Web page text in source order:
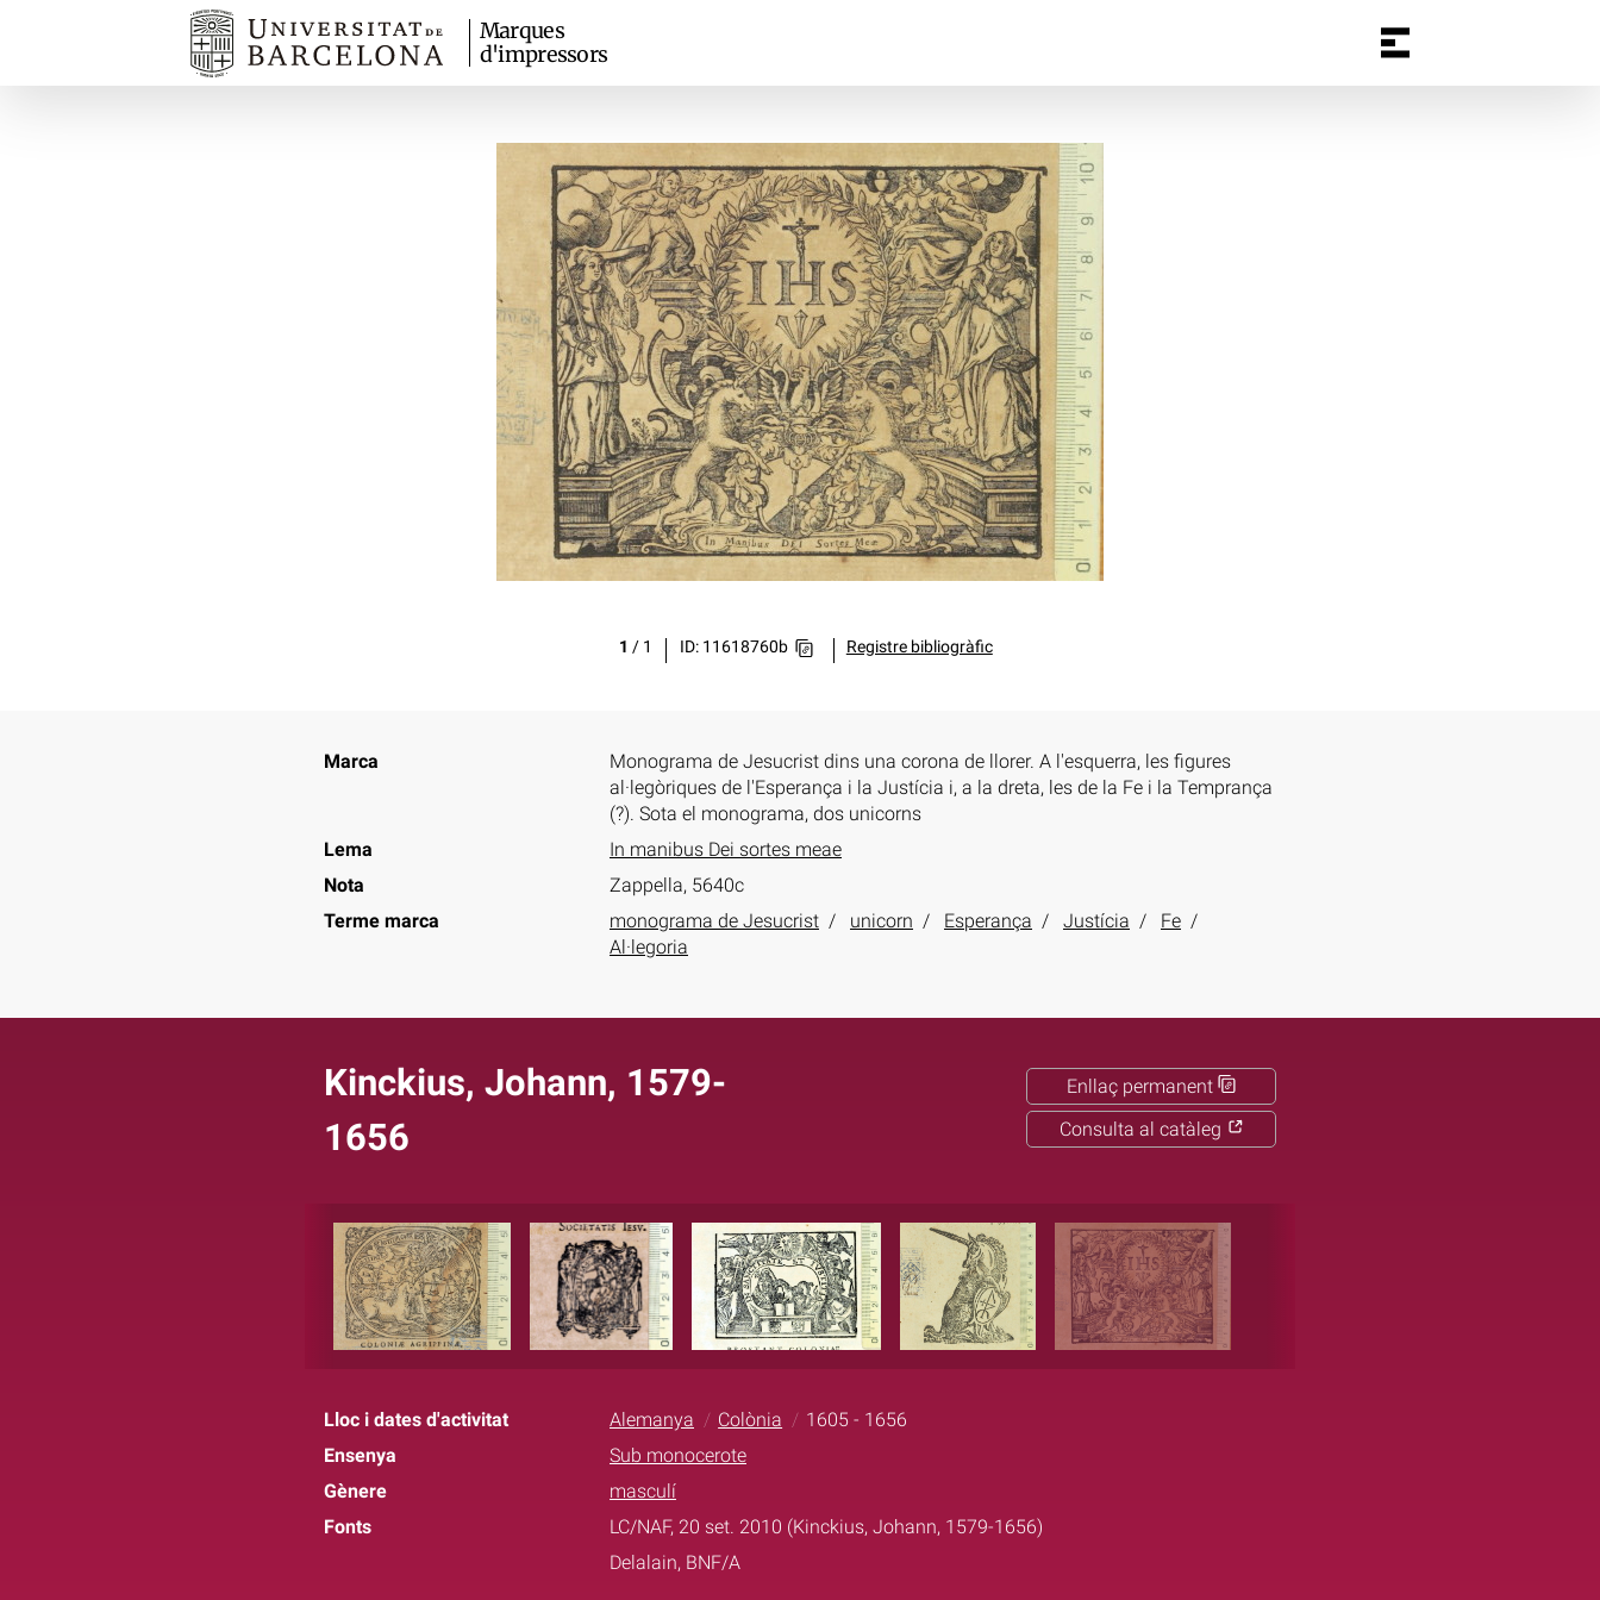
Marques
d'impressors
1 / 1 ID: 11618760b Registre bibliogràfic
Marca
Monograma de Jesucrist dins una corona de llorer. A l'esquerra, les figures
al·legòriques de l'Esperança i la Justícia i, a la dreta, les de la Fe i la Temprança
(?). Sota el monograma, dos unicorns
Lema
In manibus Dei sortes meae
Nota
Zappella, 5640c
Terme marca
monograma de Jesucrist unicorn Esperança Justícia
Fe
Al·legoria
Kinckius, Johann, 1579-
1656
Enllaç permanent
Consulta al catàleg
Lloc i dates d'activitat Alemanya Colònia
1605 - 1656
Ensenya
Sub monocerote
Gènere
masculí
Fonts
LC/NAF, 20 set. 2010 (Kinckius, Johann, 1579-1656)
Delalain, BNF/A